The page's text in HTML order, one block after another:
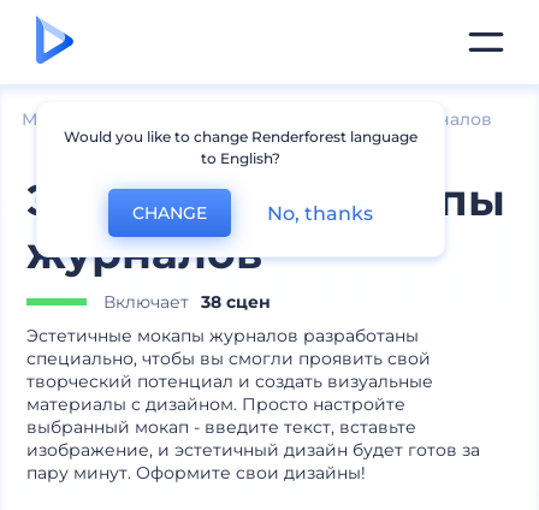
Мокапы Мокапы журналов
Эстетичные мокапы
журналов
Включает 38 сцен
Эстетичные мокапы журналов разработаны
специально, чтобы вы смогли проявить свой
творческий потенциал и создать визуальные
материалы с дизайном. Просто настройте
выбранный мокап - введите текст, вставьте
изображение, и эстетичный дизайн будет готов за
пару минут. Оформите свои дизайны!
Would you like to change Renderforest language
to English?
CHANGE No, thanks